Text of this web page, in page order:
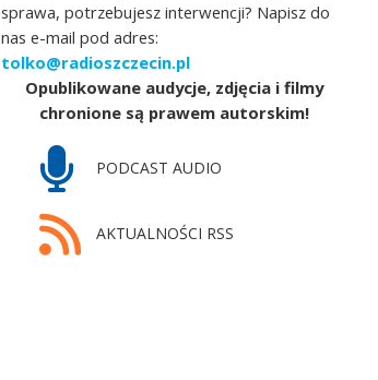
sprawa, potrzebujesz interwencji? Napisz do
nas e-mail pod adres:
tolko@radioszczecin.pl
Opublikowane audycje, zdjęcia i filmy
chronione są prawem autorskim!
PODCAST AUDIO
AKTUALNOŚCI RSS